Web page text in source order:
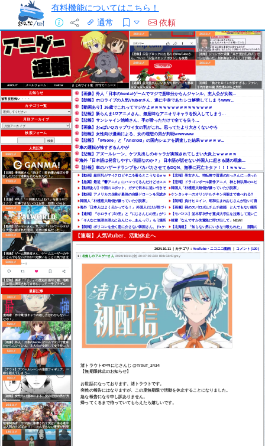
有料機能についてはこちら！
通常
依頼